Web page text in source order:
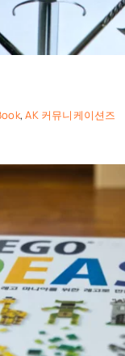
,AK 커뮤니케이션즈